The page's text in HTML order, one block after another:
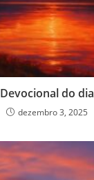
Devocional do dia
dezembro 3, 2025